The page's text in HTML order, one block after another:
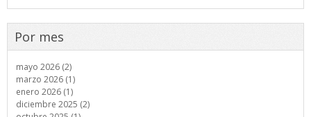
Por mes
mayo 2026 (2)
marzo 2026 (1)
enero 2026 (1)
diciembre 2025 (2)